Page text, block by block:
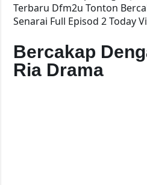
Terbaru Dfm2u Tonton
Senarai Full Episod 2 Today
Bercakap
Ria Drama